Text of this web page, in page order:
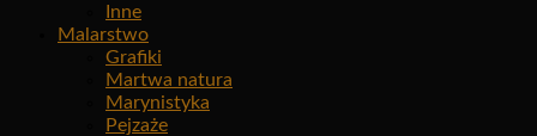
Inne
Malarstwo
Grafiki
Martwa natura
Marynistyka
Pejzaże